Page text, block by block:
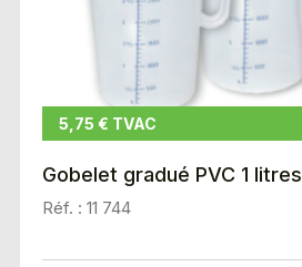
5,75 € TVAC
Gobelet gradué PVC 1 litres
Réf. : 11 744